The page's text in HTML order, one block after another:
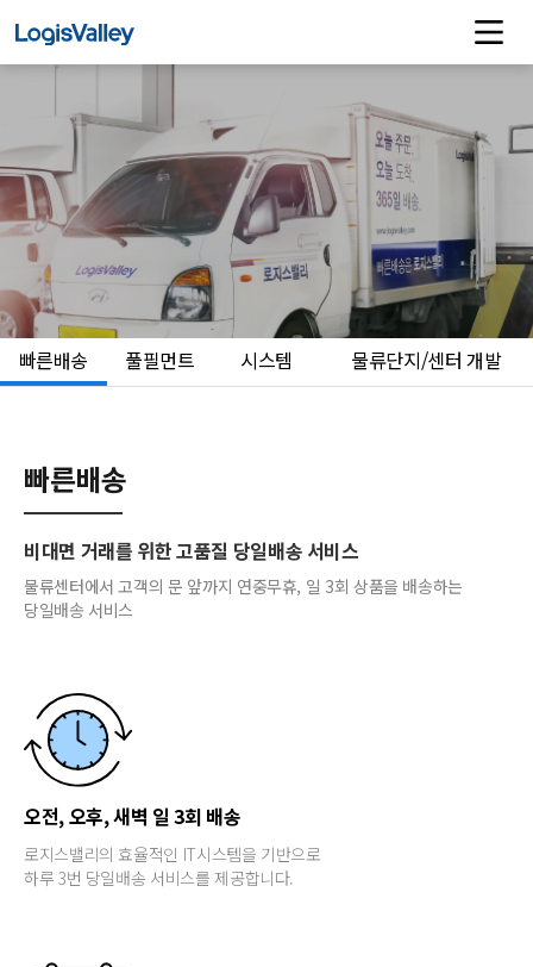
빠른배송 풀필먼트 시스템 물류단지/센터 개발
빠른배송
비대면 거래를 위한 고품질 당일배송 서비스
물류센터에서 고객의 문 앞까지 연중무휴, 일 3회 상품을 배송하는
당일배송 서비스
오전, 오후, 새벽 일 3회 배송
로지스밸리의 효율적인 IT시스템을 기반으로
하루 3번 당일배송 서비스를 제공합니다.